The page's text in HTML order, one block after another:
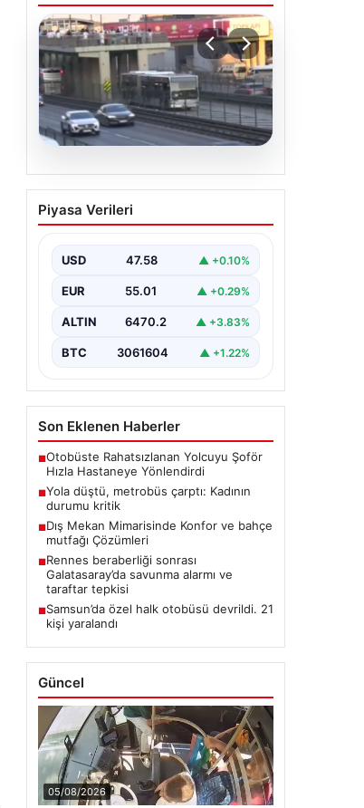
04.08.2026
Yola düştü, metrobüs
çarptı: Kadının durumu
Piyasa Verileri
USD 47.58 ▲ +0.10%
EUR 55.01 ▲ +0.29%
ALTIN 6470.2 ▲ +3.83%
BTC 3061604 ▲ +1.22%
Son Eklenen Haberler
■Otobüste Rahatsızlanan Yolcuyu Şoför
Hızla Hastaneye Yönlendirdi
■Yola düştü, metrobüs çarptı: Kadının
durumu kritik
■Dış Mekan Mimarisinde Konfor ve bahçe
mutfağı Çözümleri
■Rennes beraberliği sonrası
Galatasaray’da savunma alarmı ve
taraftar tepkisi
■Samsun’da özel halk otobüsü devrildi. 21
kişi yaralandı
Güncel
05/08/2026